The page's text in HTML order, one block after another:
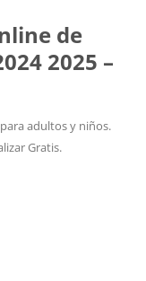
de
2025 –
adultos y niños.
Gratis.